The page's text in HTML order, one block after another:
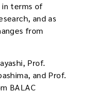
terms of
and as
from
Prof.
and Prof.
BALAC